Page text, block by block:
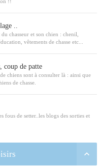
..
chasseur et son chien : chenil,
vêtements de chasse etc...
coup de patte
chiens sont à consulter là : ainsi que
de chasse.
fous de setter..les blogs des sorties et